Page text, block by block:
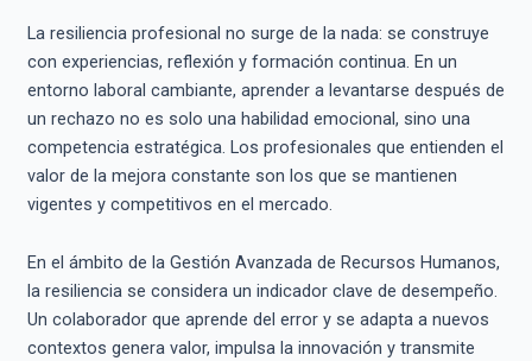
La resiliencia profesional no surge de la nada: se construye
con experiencias, reflexión y formación continua. En un
entorno laboral cambiante, aprender a levantarse después de
un rechazo no es solo una habilidad emocional, sino una
competencia estratégica. Los profesionales que entienden el
valor de la mejora constante son los que se mantienen
vigentes y competitivos en el mercado.
En el ámbito de la Gestión Avanzada de Recursos Humanos,
la resiliencia se considera un indicador clave de desempeño.
Un colaborador que aprende del error y se adapta a nuevos
contextos genera valor, impulsa la innovación y transmite